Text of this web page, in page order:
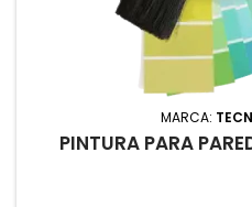
MARCA:
PINTURA PARA